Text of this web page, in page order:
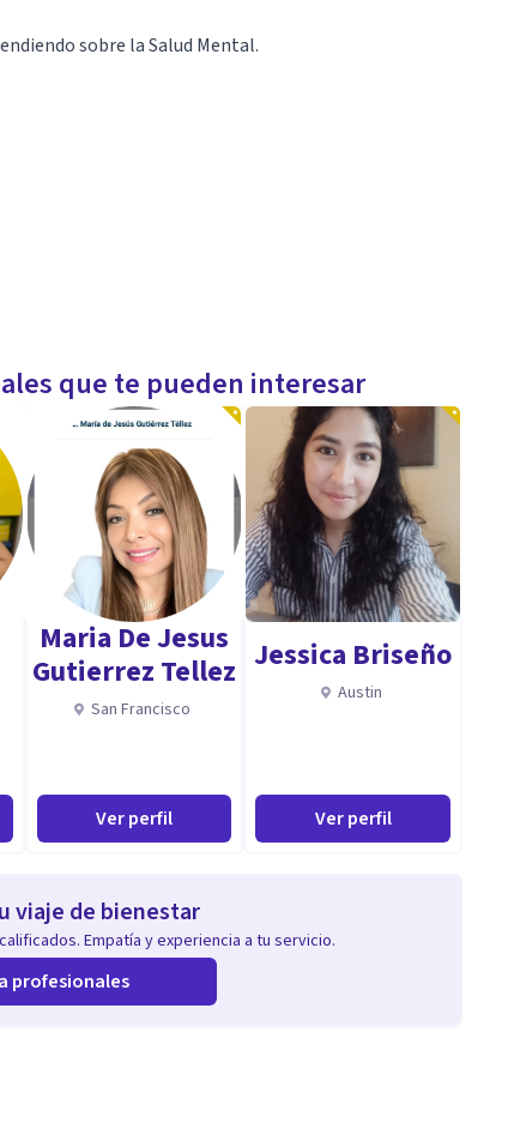
sobre la Salud Mental.
que te pueden interesar
Maria De Jesus
Gutierrez Tellez
San Francisco
Ver perfil
Jessica Briseño
Austin
Ver perfil
viaje de bienestar
Empatía y experiencia a tu servicio.
profesionales